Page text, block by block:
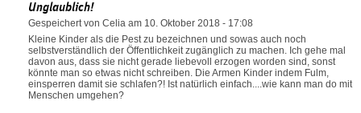
Unglaublich!
Gespeichert von Celia am 10. Oktober 2018 - 17:08
Kleine Kinder als die Pest zu bezeichnen und sowas auch noch
selbstverständlich der Öffentlichkeit zugänglich zu machen. Ich gehe mal
davon aus, dass sie nicht gerade liebevoll erzogen worden sind, sonst
könnte man so etwas nicht schreiben. Die Armen Kinder indem Fulm,
einsperren damit sie schlafen?! Ist natürlich einfach....wie kann man do mit
Menschen umgehen?